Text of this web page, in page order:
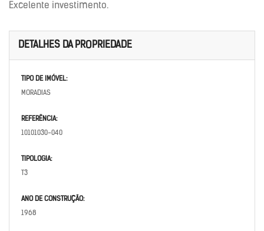
Excelente investimento.
DETALHES DA PROPRIEDADE
TIPO DE IMÓVEL:
MORADIAS
REFERÊNCIA:
10101030-040
TIPOLOGIA:
T3
ANO DE CONSTRUÇÃO:
1968